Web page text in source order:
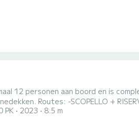
12 personen aan boord en is
ontdek de beroemde
het prachtige kristalheldere water
PK 2023 8.5 m